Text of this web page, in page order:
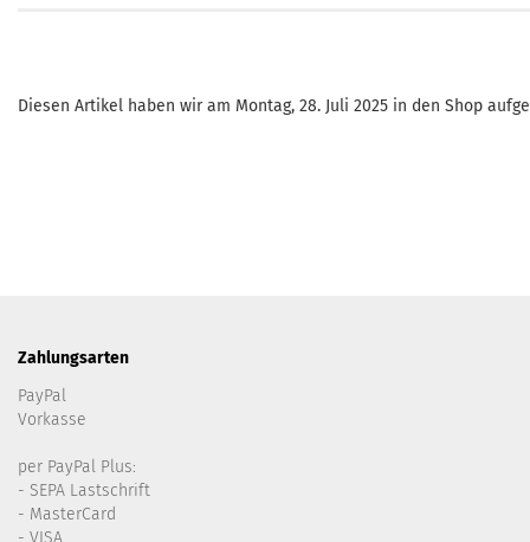
Diesen Artikel haben wir am Montag, 28. Juli 2025 in den Shop
Zahlungsarten
PayPal
Vorkasse
per PayPal Plus:
- SEPA Lastschrift
- MasterCard
- VISA